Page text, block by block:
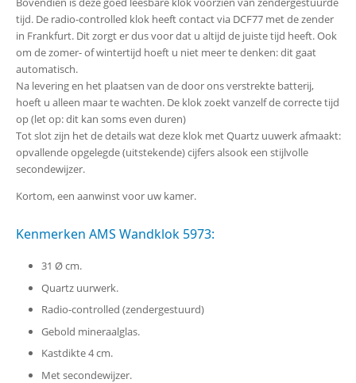
tijd. De radio-controlled klok heeft contact via DCF77 met de zender
in Frankfurt. Dit zorgt er dus voor dat u altijd de juiste tijd heeft. Ook
om de zomer- of wintertijd hoeft u niet meer te denken: dit gaat
automatisch.
Na levering en het plaatsen van de door ons verstrekte batterij,
hoeft u alleen maar te wachten. De klok zoekt vanzelf de correcte tijd
op (let op: dit kan soms even duren)
Tot slot zijn het de details wat deze klok met Quartz uuwerk afmaakt:
opvallende opgelegde (uitstekende) cijfers alsook een stijlvolle
secondewijzer.
Kortom, een aanwinst voor uw kamer.
Kenmerken AMS Wandklok 5973:
31 Ø cm.
Quartz uurwerk.
Radio-controlled (zendergestuurd)
Gebold mineraalglas.
Kastdikte 4 cm.
Met secondewijzer.